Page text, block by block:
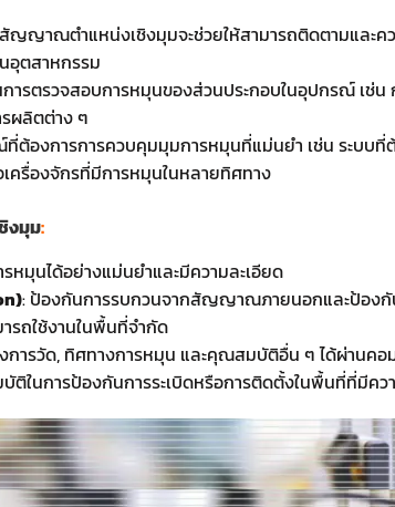
ญญาณตำแหน่งเชิงมุมจะช่วยให้สามารถติดตามและค
อุตสาหกรรม
การตรวจสอบการหมุนของส่วนประกอบในอุปกรณ์ เช่
ผลิตต่าง ๆ
ที่ต้องการการควบคุมมุมการหมุนที่แม่นยำ เช่น ระบบที่
รื่องจักรที่มีการหมุนในหลายทิศทาง
งมุม:
หมุนได้อย่างแม่นยำและมีความละเอียด
: ป้องกันการรบกวนจากสัญญาณภายนอกและป้อง
รถใช้งานในพื้นที่จำกัด
การวัด, ทิศทางการหมุน และคุณสมบัติอื่น ๆ ได้ผ่านคอ
ในการป้องกันการระเบิดหรือการติดตั้งในพื้นที่ที่มีคว